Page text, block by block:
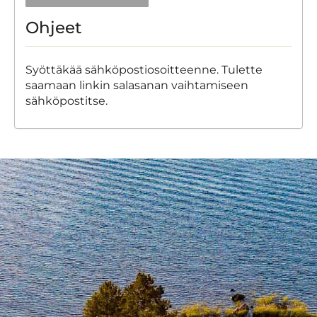
Ohjeet
Syöttäkää sähköpostiosoitteenne. Tulette
saamaan linkin salasanan vaihtamiseen
sähköpostitse.